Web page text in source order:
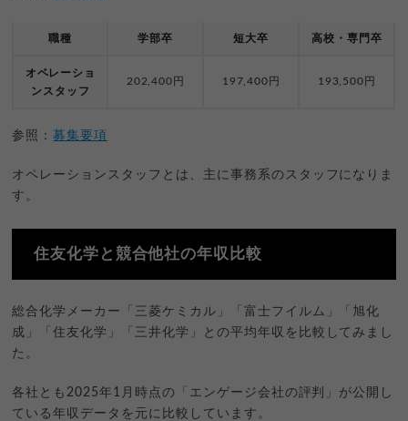
職種 学部卒 短大卒 高校・専門卒
オペレーショ
ンスタッフ
202,400円 197,400円 193,500円
参照：募集要項
オペレーションスタッフとは、主に事務系のスタッフになりま
す。
住友化学と競合他社の年収比較
総合化学メーカー「三菱ケミカル」「富士フイルム」「旭化
成」「住友化学」「三井化学」との平均年収を比較してみまし
た。
各社とも2025年1月時点の「エンゲージ会社の評判」が公開し
ている年収データを元に比較しています。